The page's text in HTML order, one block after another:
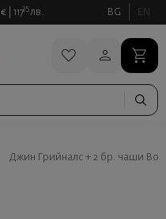
€ 11735 лв. BG EN
Джин Грийналс + 2 бр. чаши